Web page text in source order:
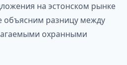
на эстонском рынке
объясним разницу между
охранными